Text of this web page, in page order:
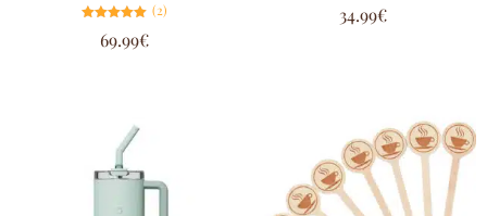
5.00
sur 5
(2)
69.99€
5.00
sur 5
34.99€